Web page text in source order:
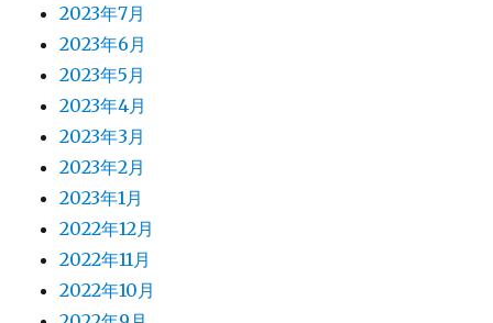
2023年7月
2023年6月
2023年5月
2023年4月
2023年3月
2023年2月
2023年1月
2022年12月
2022年11月
2022年10月